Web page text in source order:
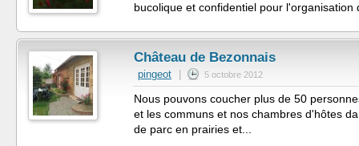
bucolique et confidentiel pour l'organisation
Château de Bezonnais
pingeot 5 octobre 2012
Nous pouvons coucher plus de 50
et les communs et nos chambres d'hôtes
de parc en prairies et...